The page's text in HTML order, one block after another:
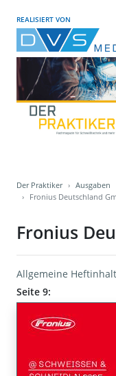
REALISIERT VON
Der Praktiker Ausgaben
Fronius Deutschland
Fronius
Allgemeine
Seite 9: